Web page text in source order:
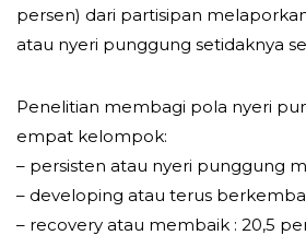
persen) dari partisipan
atau nyeri punggung setidaknya
Penelitian membagi pola nyeri
empat kelompok:
– persisten atau nyeri punggung
– developing atau terus
– recovery atau membaik : 20,5